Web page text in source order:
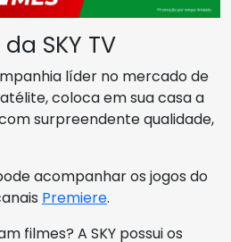
SKY TV
líder no mercado de
coloca em sua casa a
surpreendente qualidade,
acompanhar os jogos do
Premiere.
filmes? A SKY possui os